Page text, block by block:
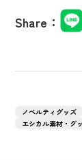
Share：
ノベルティグッズ
エシカル素材・グ